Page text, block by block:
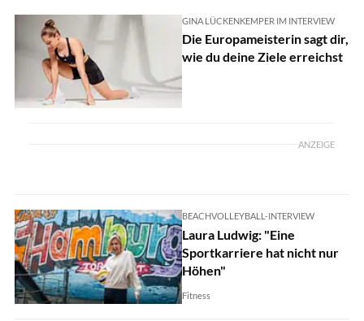
GINA LÜCKENKEMPER IM INTERVIEW
Die Europameisterin sagt dir,
wie du deine Ziele erreichst
ANZEIGE
BEACHVOLLEYBALL-INTERVIEW
Laura Ludwig: "Eine
Sportkarriere hat nicht nur
Höhen"
Fitness